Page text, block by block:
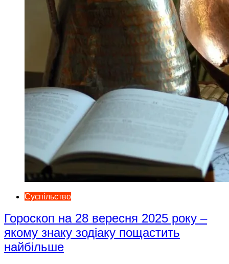
Суспільство
Гороскоп на 28 вересня 2025 року –
якому знаку зодіаку пощастить
найбільше